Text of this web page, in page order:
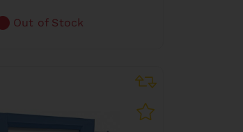
Out of Stock